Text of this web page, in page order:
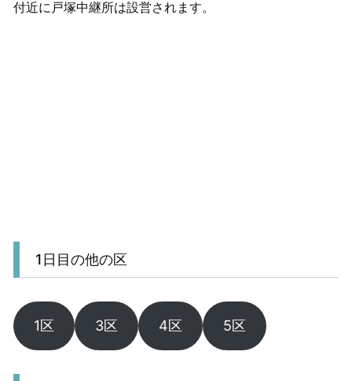
付近に戸塚中継所は設営されます。
1日目の他の区
1区 3区 4区 5区